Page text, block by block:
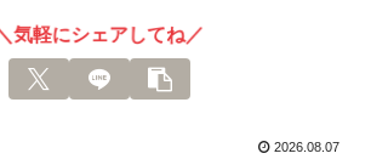
＼気軽にシェアしてね／
2026.08.07